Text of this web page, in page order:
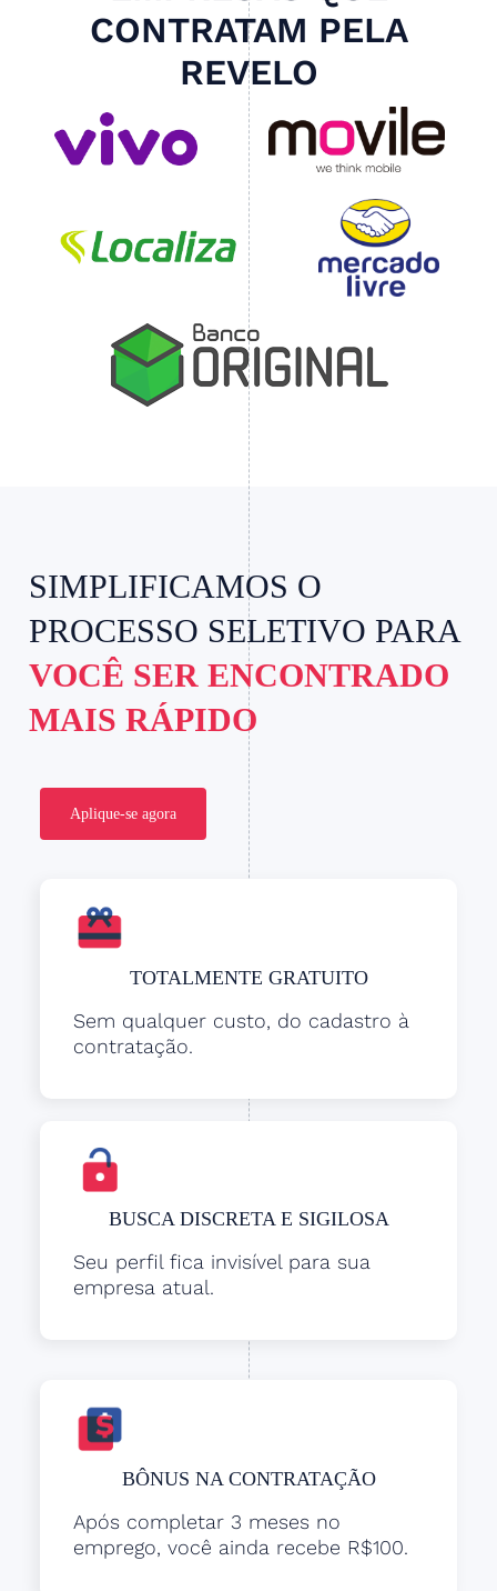
CONTRATAM PELA
REVELO
SIMPLIFICAMOS O
PROCESSO SELETIVO PARA
VOCÊ SER ENCONTRADO
MAIS RÁPIDO
Aplique-se agora
TOTALMENTE GRATUITO
Sem qualquer custo, do cadastro à
contratação.
BUSCA DISCRETA E SIGILOSA
Seu perfil fica invisível para sua
empresa atual.
BÔNUS NA CONTRATAÇÃO
Após completar 3 meses no
emprego, você ainda recebe R$100.